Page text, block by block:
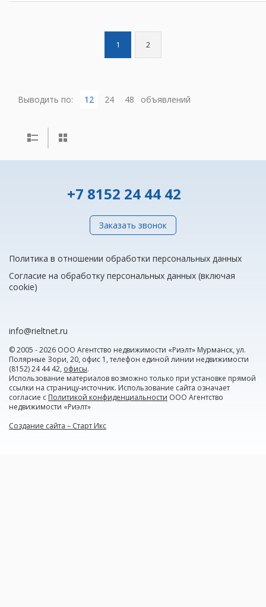
1 2
Выводить по: 12 24 48 объявлений
+7 8152 24 44 42
Заказать звонок
Политика в отношении обработки персональных данных
Согласие на обработку персональных данных (включая
cookie)
info@rieltnet.ru
© 2005 - 2026 ООО Агентство недвижимости «Риэлт» Мурманск, ул.
Полярные Зори, 20, офис 1, телефон единой линии недвижимости
(8152) 24 44 42, офисы.
Использование материалов возможно только при установке прямой
ссылки на страницу-источник. Использование сайта означает
согласие с Политикой конфиденциальности ООО Агентство
недвижимости «Риэлт»
Создание сайта – Старт Икс